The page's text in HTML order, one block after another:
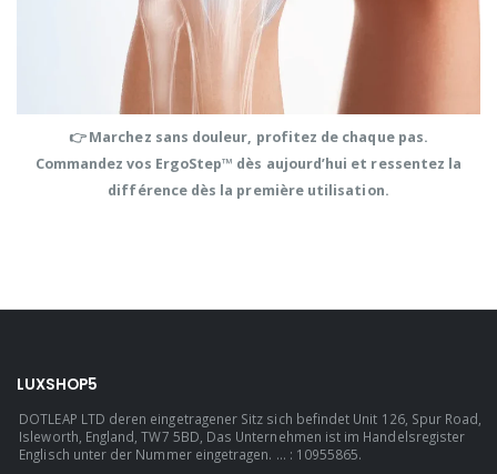
👉 Marchez sans douleur, profitez de chaque pas.
Commandez vos ErgoStep™ dès aujourd’hui et ressentez la
différence dès la première utilisation.
LUXSHOP5
DOTLEAP LTD deren eingetragener Sitz sich befindet Unit 126, Spur Road,
Isleworth, England, TW7 5BD, Das Unternehmen ist im Handelsregister
Englisch unter der Nummer eingetragen. ... : 10955865.